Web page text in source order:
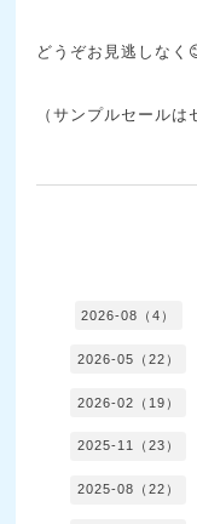
どうぞお見逃しなく
（サンプルセールは
2026-08（4）
2026-05（22）
2026-02（19）
2025-11（23）
2025-08（22）